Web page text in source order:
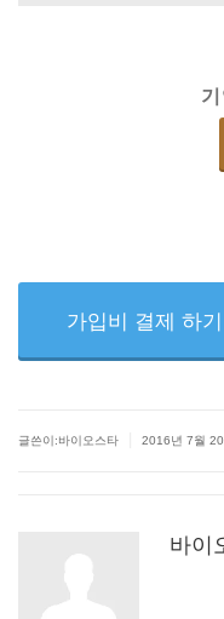
가입비 결제 하기
글쓴이:바이오스타 2016년 7월
바이